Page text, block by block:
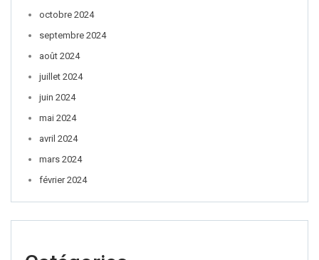
octobre 2024
septembre 2024
août 2024
juillet 2024
juin 2024
mai 2024
avril 2024
mars 2024
février 2024